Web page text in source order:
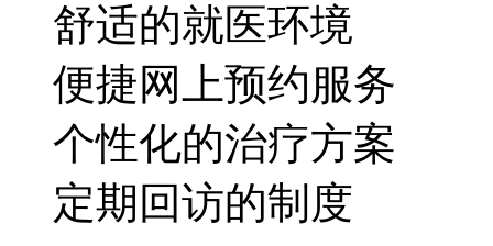
舒适的就医环境
便捷网上预约服务
个性化的治疗方案
定期回访的制度